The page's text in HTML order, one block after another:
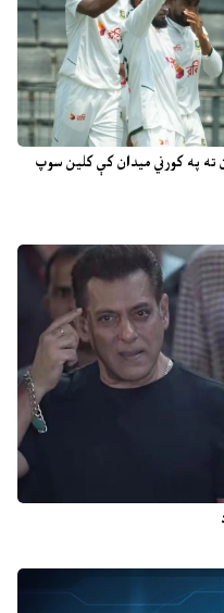
په کورني میدان کې کلین سوپ